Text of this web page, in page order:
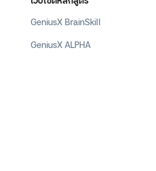
GeniusX BrainSkill
GeniusX ALPHA